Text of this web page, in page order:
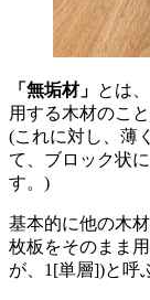
「無垢材」 とは
用する木材のこ
(これに対し、薄
て、ブロック状
す。)
基本的に他の木
枚板をそのまま
が、1[単層])と呼